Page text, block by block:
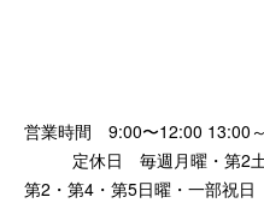
営業時間 9:00〜12:00 13:00
定休日 毎週月曜・第2土
第2・第4・第5日曜・一部祝日